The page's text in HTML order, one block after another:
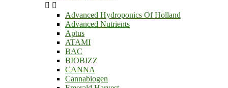
 
Advanced Hydroponics Of Holland
Advanced Nutrients
Aptus
ATAMI
BAC
BIOBIZZ
CANNA
Cannabiogen